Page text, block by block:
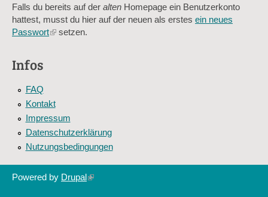
Falls du bereits auf der alten Homepage ein Benutzerkonto
hattest, musst du hier auf der neuen als erstes ein neues
Passwort(linksetzen.
Infos
FAQ
Kontakt
Impressum
Datenschutzerklärung
Nutzungsbedingungen
Powered by Drupal(link